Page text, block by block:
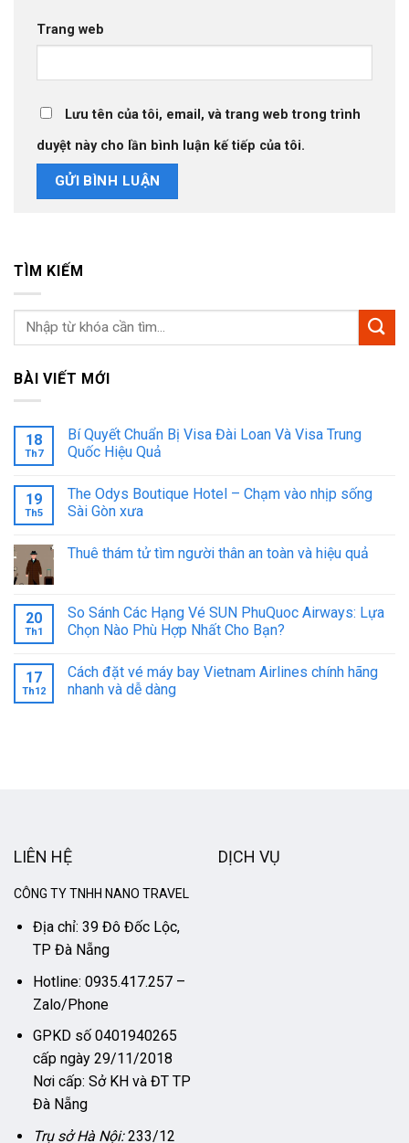
Trang web
Lưu tên của tôi, email, và trang web trong trình
duyệt này cho lần bình luận kế tiếp của tôi.
TÌM KIẾM
BÀI VIẾT MỚI
18
Th7
Bí Quyết Chuẩn Bị Visa Đài Loan Và Visa Trung
Quốc Hiệu Quả
19
Th5
The Odys Boutique Hotel – Chạm vào nhịp sống
Sài Gòn xưa
Thuê thám tử tìm người thân an toàn và hiệu quả
20
Th1
So Sánh Các Hạng Vé SUN PhuQuoc Airways: Lựa
Chọn Nào Phù Hợp Nhất Cho Bạn?
17
Th12
Cách đặt vé máy bay Vietnam Airlines chính hãng
nhanh và dễ dàng
LIÊN HỆ
CÔNG TY TNHH NANO TRAVEL
Địa chỉ: 39 Đô Đốc Lộc,
TP Đà Nẵng
Hotline: 0935.417.257 –
Zalo/Phone
GPKD số 0401940265
cấp ngày 29/11/2018
Nơi cấp: Sở KH và ĐT TP
Đà Nẵng
Trụ sở Hà Nội:233/12
DỊCH VỤ